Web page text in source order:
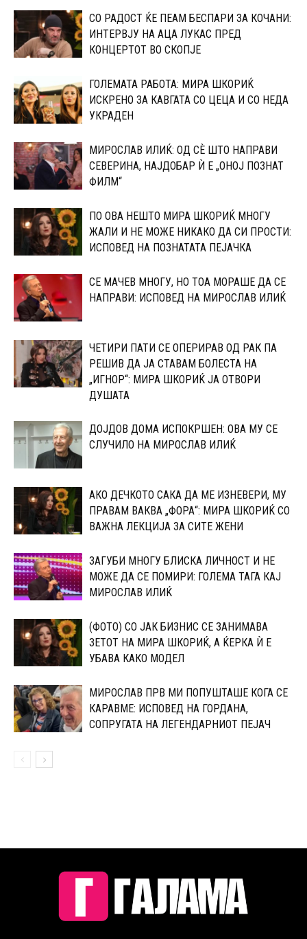
СО РАДОСТ ЌЕ ПЕАМ БЕСПАРИ ЗА КОЧАНИ:
ИНТЕРВЈУ НА АЦА ЛУКАС ПРЕД
КОНЦЕРТОТ ВО СКОПЈЕ
ГОЛЕМАТА РАБОТА: МИРА ШКОРИЌ
ИСКРЕНО ЗА КАВГАТА СО ЦЕЦА И СО НЕДА
УКРАДЕН
МИРОСЛАВ ИЛИЌ: ОД СÈ ШТО НАПРАВИ
СЕВЕРИНА, НАЈДОБАР Ѝ Е „ОНОЈ ПОЗНАТ
ФИЛМ“
ПО ОВА НЕШТО МИРА ШКОРИЌ МНОГУ
ЖАЛИ И НЕ МОЖЕ НИКАКО ДА СИ ПРОСТИ:
ИСПОВЕД НА ПОЗНАТАТА ПЕЈАЧКА
СЕ МАЧЕВ МНОГУ, НО ТОА МОРАШЕ ДА СЕ
НАПРАВИ: ИСПОВЕД НА МИРОСЛАВ ИЛИЌ
ЧЕТИРИ ПАТИ СЕ ОПЕРИРАВ ОД РАК ПА
РЕШИВ ДА ЈА СТАВАМ БОЛЕСТА НА
„ИГНОР“: МИРА ШКОРИЌ ЈА ОТВОРИ
ДУШАТА
ДОЈДОВ ДОМА ИСПОКРШЕН: ОВА МУ СЕ
СЛУЧИЛО НА МИРОСЛАВ ИЛИЌ
АКО ДЕЧКОТО САКА ДА МЕ ИЗНЕВЕРИ, МУ
ПРАВАМ ВАКВА „ФОРА“: МИРА ШКОРИЌ СО
ВАЖНА ЛЕКЦИЈА ЗА СИТЕ ЖЕНИ
ЗАГУБИ МНОГУ БЛИСКА ЛИЧНОСТ И НЕ
МОЖЕ ДА СЕ ПОМИРИ: ГОЛЕМА ТАГА КАЈ
МИРОСЛАВ ИЛИЌ
(ФОТО) СО ЈАК БИЗНИС СЕ ЗАНИМАВА
ЗЕТОТ НА МИРА ШКОРИЌ, А ЌЕРКА Ѝ Е
УБАВА КАКО МОДЕЛ
МИРОСЛАВ ПРВ МИ ПОПУШТАШЕ КОГА СЕ
КАРАВМЕ: ИСПОВЕД НА ГОРДАНА,
СОПРУГАТА НА ЛЕГЕНДАРНИОТ ПЕЈАЧ